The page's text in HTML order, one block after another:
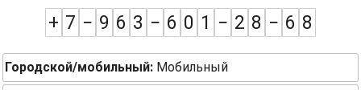
+ 7 − 9 6 3 − 6 0 1 − 2 8 − 6 8
Городской/мобильный: Мобильный